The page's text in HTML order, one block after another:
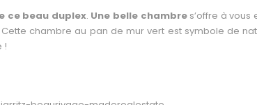
ce beau duplex. Une belle chambres’offre à vous
Cette chambre au pan de mur vert est symbole de
!